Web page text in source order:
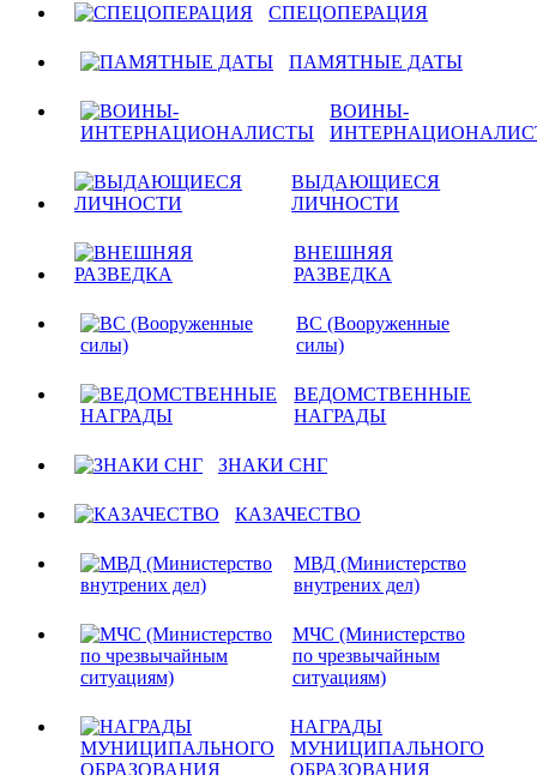
СПЕЦОПЕРАЦИЯ
ПАМЯТНЫЕ ДАТЫ
ВОИНЫ-
ВЫДАЮЩИЕСЯ
ЛИЧНОСТИ
ВНЕШНЯЯ
РАЗВЕДКА
ВС (Вооруженные
силы)
ВЕДОМСТВЕННЫЕ
НАГРАДЫ
ЗНАКИ СНГ
КАЗАЧЕСТВО
МВД (Министерство
внутрених дел)
МЧС (Министерство
по чрезвычайным
ситуациям)
НАГРАДЫ
МУНИЦИПАЛЬНОГО
ОБРАЗОВАНИЯ